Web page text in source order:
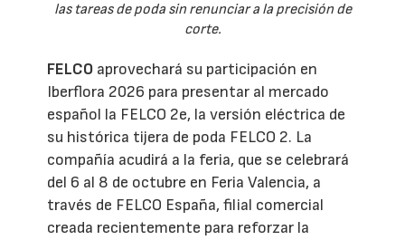
las tareas de poda sin renunciar a la precisión de
corte.
FELCO aprovechará su participación en
Iberflora 2026 para presentar al mercado
español la FELCO 2e, la versión eléctrica de
su histórica tijera de poda FELCO 2. La
compañía acudirá a la feria, que se celebrará
del 6 al 8 de octubre en Feria Valencia, a
través de FELCO España, filial comercial
creada recientemente para reforzar la